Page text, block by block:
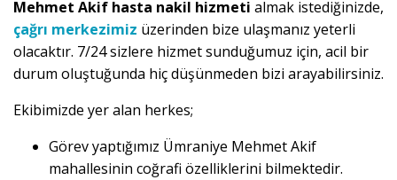
Mehmet Akif hasta nakil hizmeti almak istediğinizde,
çağrı merkezimiz üzerinden bize ulaşmanız yeterli
olacaktır. 7/24 sizlere hizmet sunduğumuz için, acil bir
durum oluştuğunda hiç düşünmeden bizi arayabilirsiniz.
Ekibimizde yer alan herkes;
Görev yaptığımız Ümraniye Mehmet Akif
mahallesinin coğrafi özelliklerini bilmektedir.